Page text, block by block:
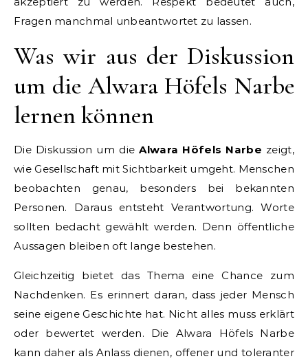
Fragen manchmal unbeantwortet zu lassen.
Was wir aus der Diskussion
um die Alwara Höfels Narbe
lernen können
Die Diskussion um dieAlwara Höfels Narbe zeigt,
wie Gesellschaft mit Sichtbarkeit umgeht. Menschen
beobachten genau, besonders bei bekannten
Personen. Daraus entsteht Verantwortung. Worte
sollten bedacht gewählt werden. Denn öffentliche
Aussagen bleiben oft lange bestehen.
Gleichzeitig bietet das Thema eine Chance zum
Nachdenken. Es erinnert daran, dass jeder Mensch
seine eigene Geschichte hat. Nicht alles muss erklärt
oder bewertet werden. Die Alwara Höfels Narbe
kann daher als Anlass dienen, offener und toleranter